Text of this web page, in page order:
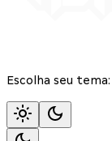
Escolha seu tema: